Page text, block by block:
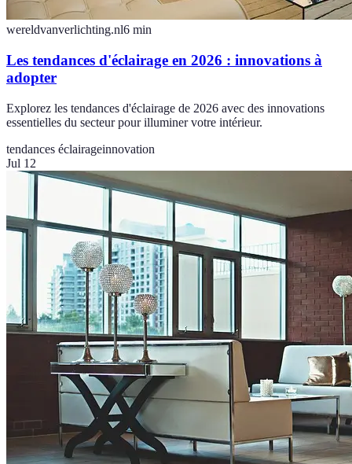
wereldvanverlichting.nl6 min
Les tendances d'éclairage en 2026 : innovations à
adopter
Explorez les tendances d'éclairage de 2026 avec des innovations
essentielles du secteur pour illuminer votre intérieur.
tendances éclairageinnovation
Jul 12